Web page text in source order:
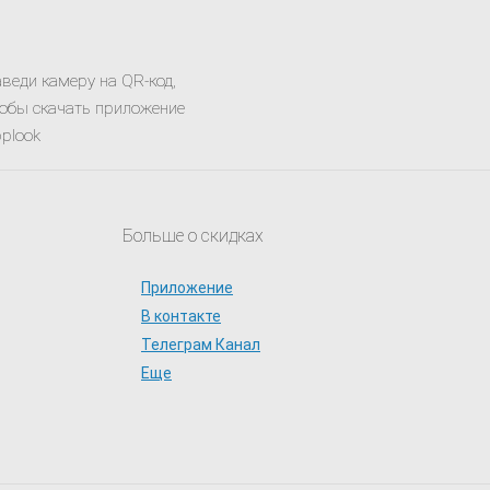
камеру на QR-код,
скачать приложение
Больше о скидках
Приложение
В контакте
Телеграм Канал
Еще